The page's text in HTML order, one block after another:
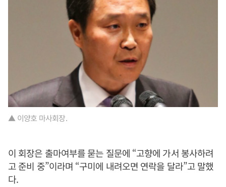
▲ 이양호 마사회장.
이 회장은 출마여부를 묻는 질문에 “고향에 가서 봉사하려
고 준비 중”이라며 “구미에 내려오면 연락을 달라”고 말했
다.